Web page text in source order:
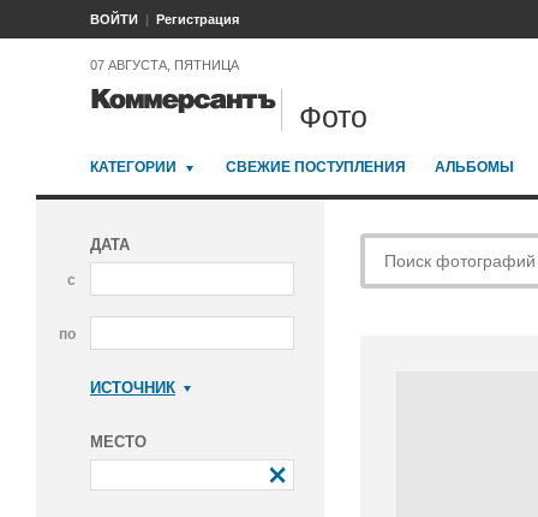
ВОЙТИ Регистрация
07 АВГУСТА, ПЯТНИЦА
Фото
КАТЕГОРИИ СВЕЖИЕ ПОСТУПЛЕНИЯ АЛЬБОМЫ
ДАТА
с
по
ИСТОЧНИК
МЕСТО